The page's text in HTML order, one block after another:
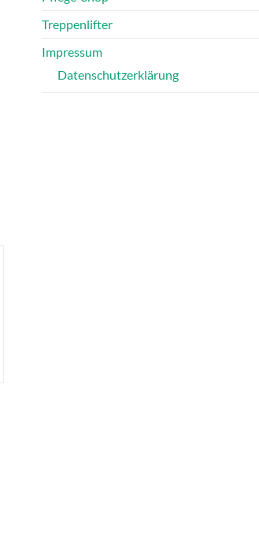
Treppenlifter
Impressum
Datenschutzerklärung